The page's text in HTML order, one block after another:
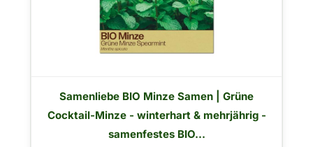
Samenliebe BIO Minze Samen | Grüne
Cocktail-Minze - winterhart & mehrjährig -
samenfestes BIO...